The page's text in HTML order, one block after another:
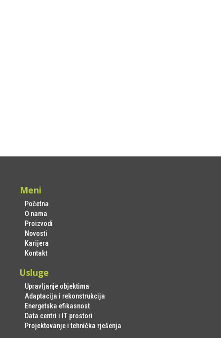
Meni
Početna
O nama
Proizvodi
Novosti
Karijera
Kontakt
Usluge
Upravljanje objektima
Adaptacija i rekonstrukcija
Energetska efikasnost
Data centri i IT prostori
Projektovanje i tehnička rješenja